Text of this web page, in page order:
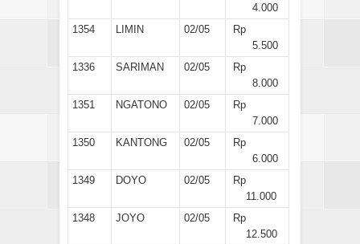
4.000
1354
LIMIN 02/05
Rp
5.500
1336
SARIMAN 02/05
Rp
8.000
1351
NGATONO 02/05
Rp
7.000
1350
KANTONG 02/05
Rp
6.000
1349
DOYO 02/05
Rp
11.000
1348
JOYO 02/05
Rp
12.500